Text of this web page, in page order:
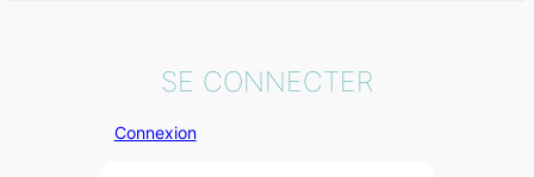
SE CONNECTER
Connexion